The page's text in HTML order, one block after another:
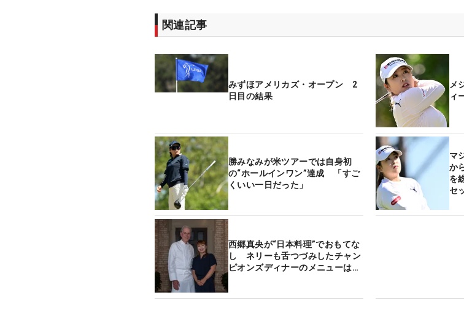
関連記事
みずほアメリカズ・オープン 2
日目の結果
メ
ィ
勝みなみが米ツアーでは自身初
の“ホールインワン”達成 「すご
くいい一日だった」
マ
か
を
セ
西郷真央が“日本料理”でおもてな
し ネリーも舌つづみしたチャン
ピオンズディナーのメニューは…